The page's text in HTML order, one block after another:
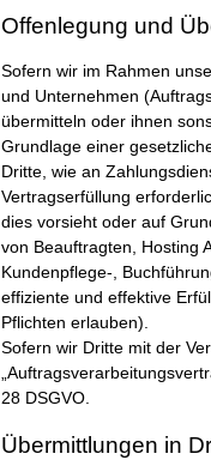
Offenlegung und
Sofern wir im Rahmen
und Unternehmen
übermitteln oder ihnen
Grundlage einer
Dritte, wie an
Vertragserfüllung
dies vorsieht oder auf
von Beauftragten, Hosting
Kundenpflege-,
effiziente und effektive
Pflichten erlauben).
Sofern wir Dritte mit der
28 DSGVO.
Übermittlungen in